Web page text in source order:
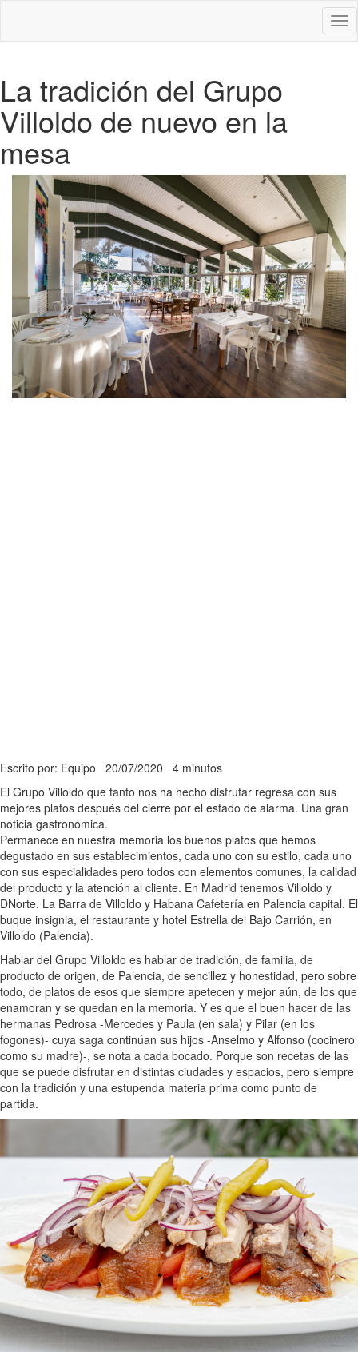
La tradición del Grupo
Villoldo de nuevo en la
mesa
Escrito por: Equipo 20/07/2020 4 minutos
El Grupo Villoldo que tanto nos ha hecho disfrutar regresa con sus
mejores platos después del cierre por el estado de alarma. Una gran
noticia gastronómica.
Permanece en nuestra memoria los buenos platos que hemos
degustado en sus establecimientos, cada uno con su estilo, cada uno
con sus especialidades pero todos con elementos comunes, la calidad
del producto y la atención al cliente. En Madrid tenemos Villoldo y
DNorte. La Barra de Villoldo y Habana Cafetería en Palencia capital. El
buque insignia, el restaurante y hotel Estrella del Bajo Carrión, en
Villoldo (Palencia).
Hablar del Grupo Villoldo es hablar de tradición, de familia, de
producto de origen, de Palencia, de sencillez y honestidad, pero sobre
todo, de platos de esos que siempre apetecen y mejor aún, de los que
enamoran y se quedan en la memoria. Y es que el buen hacer de las
hermanas Pedrosa -Mercedes y Paula (en sala) y Pilar (en los
fogones)- cuya saga continúan sus hijos -Anselmo y Alfonso (cocinero
como su madre)-, se nota a cada bocado. Porque son recetas de las
que se puede disfrutar en distintas ciudades y espacios, pero siempre
con la tradición y una estupenda materia prima como punto de
partida.